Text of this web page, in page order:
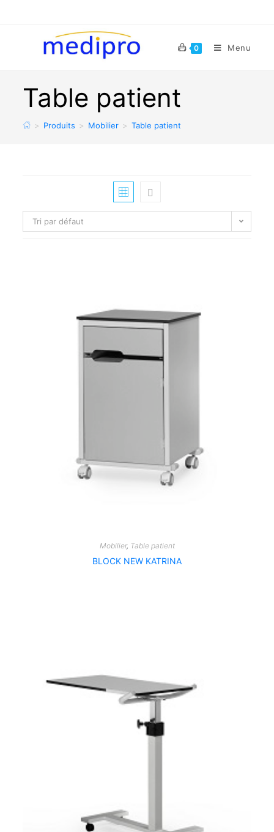
0 Menu
Table patient
> Produits > Mobilier > Table patient
Tri par défaut
Mobilier, Table patient
BLOCK NEW KATRINA